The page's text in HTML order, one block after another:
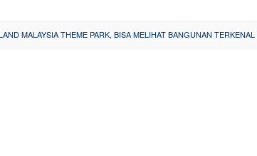
MALAYSIA THEME PARK, BISA MELIHAT BANGUNAN